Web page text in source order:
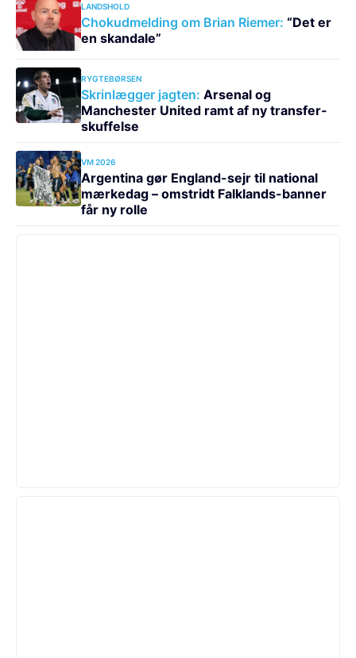
LANDSHOLD
Chokudmelding om Brian Riemer: “Det er
en skandale”
RYGTEBØRSEN
Skrinlægger jagten: Arsenal og
Manchester United ramt af ny transfer-
skuffelse
VM 2026
Argentina gør England-sejr til national
mærkedag – omstridt Falklands-banner
får ny rolle